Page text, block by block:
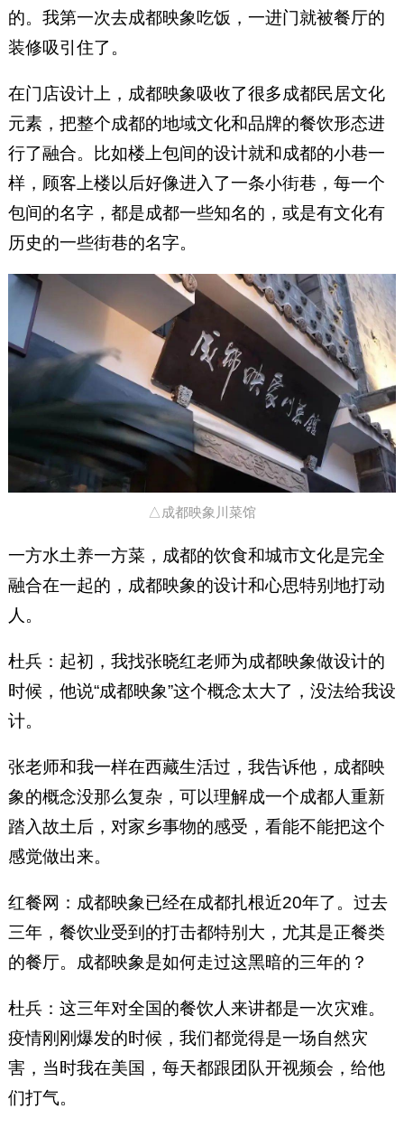
的。我第一次去成都映象吃饭，一进门就被餐厅的
装修吸引住了。
在门店设计上，成都映象吸收了很多成都民居文化
元素，把整个成都的地域文化和品牌的餐饮形态进
行了融合。比如楼上包间的设计就和成都的小巷一
样，顾客上楼以后好像进入了一条小街巷，每一个
包间的名字，都是成都一些知名的，或是有文化有
历史的一些街巷的名字。
△成都映象川菜馆
一方水土养一方菜，成都的饮食和城市文化是完全
融合在一起的，成都映象的设计和心思特别地打动
人。
杜兵：起初，我找张晓红老师为成都映象做设计的
时候，他说“成都映象”这个概念太大了，没法给我设
计。
张老师和我一样在西藏生活过，我告诉他，成都映
象的概念没那么复杂，可以理解成一个成都人重新
踏入故土后，对家乡事物的感受，看能不能把这个
感觉做出来。
红餐网：成都映象已经在成都扎根近20年了。过去
三年，餐饮业受到的打击都特别大，尤其是正餐类
的餐厅。成都映象是如何走过这黑暗的三年的？
杜兵：这三年对全国的餐饮人来讲都是一次灾难。
疫情刚刚爆发的时候，我们都觉得是一场自然灾
害，当时我在美国，每天都跟团队开视频会，给他
们打气。